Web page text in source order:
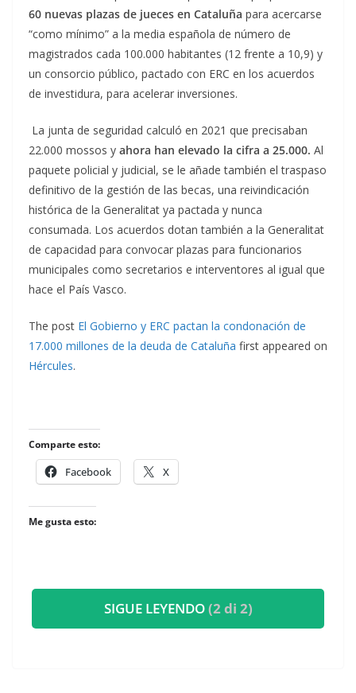
60 nuevas plazas de jueces en Cataluña para acercarse
“como mínimo” a la media española de número de
magistrados cada 100.000 habitantes (12 frente a 10,9) y
un consorcio público, pactado con ERC en los acuerdos
de investidura, para acelerar inversiones.
La junta de seguridad calculó en 2021 que precisaban
22.000 mossos y ahora han elevado la cifra a 25.000. Al
paquete policial y judicial, se le añade también el traspaso
definitivo de la gestión de las becas, una reivindicación
histórica de la Generalitat ya pactada y nunca
consumada. Los acuerdos dotan también a la Generalitat
de capacidad para convocar plazas para funcionarios
municipales como secretarios e interventores al igual que
hace el País Vasco.
The post El Gobierno y ERC pactan la condonación de
17.000 millones de la deuda de Cataluña first appeared on
Hércules.
Comparte esto:
Facebook X
Me gusta esto:
SIGUE LEYENDO(2 di 2)